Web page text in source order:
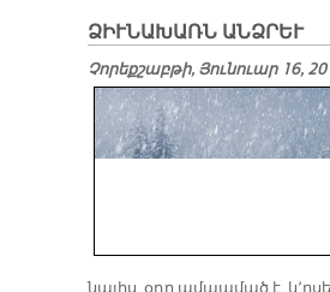
ՁԻՒՆԱԽԱՌՆ ԱՆՁՐԵՒ
Չորեքշաբթի, Յունուար 16,